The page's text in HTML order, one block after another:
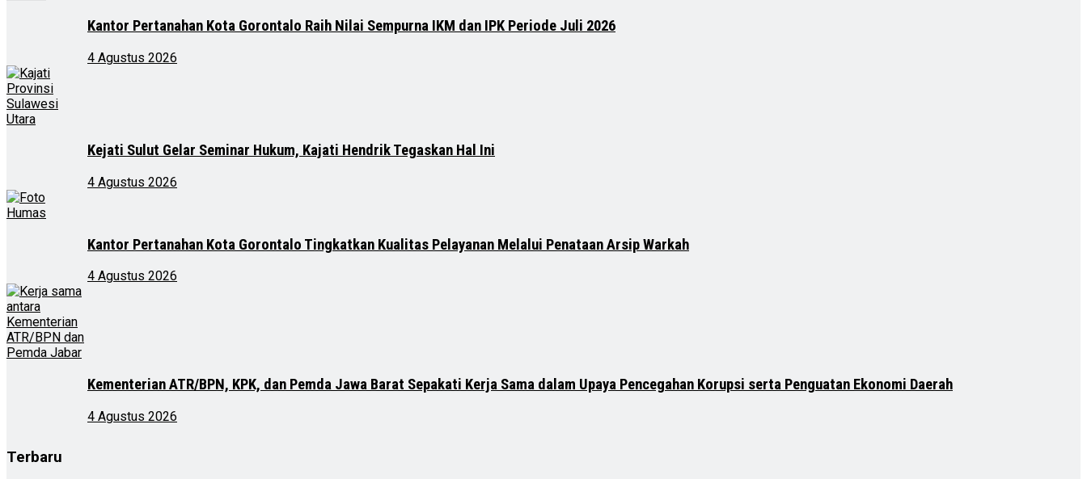
Kantor Pertanahan Kota Gorontalo Raih Nilai Sempurna IKM dan IPK Periode Juli 2026
4 Agustus 2026
Kejati Sulut Gelar Seminar Hukum, Kajati Hendrik Tegaskan Hal Ini
4 Agustus 2026
Kantor Pertanahan Kota Gorontalo Tingkatkan Kualitas Pelayanan Melalui Penataan Arsip Warkah
4 Agustus 2026
Kementerian ATR/BPN, KPK, dan Pemda Jawa Barat Sepakati Kerja Sama dalam Upaya Pencegahan Korupsi serta Penguatan Ekonomi Daerah
4 Agustus 2026
Terbaru